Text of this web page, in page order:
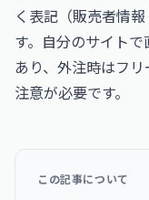
く表記（販売者情
す。自分のサイト
あり、外注時はフ
注意が必要です。
この記事について